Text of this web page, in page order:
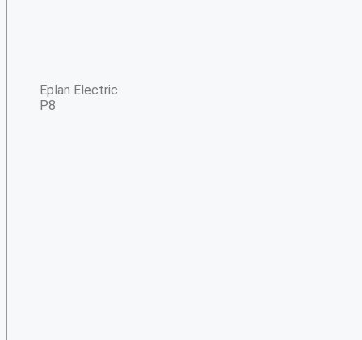
Eplan Electric
P8